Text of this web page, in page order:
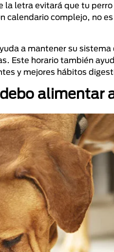
la letra evitará que tu
calendario complejo, no
a mantener su
Este horario también
y mejores hábitos
alimentar